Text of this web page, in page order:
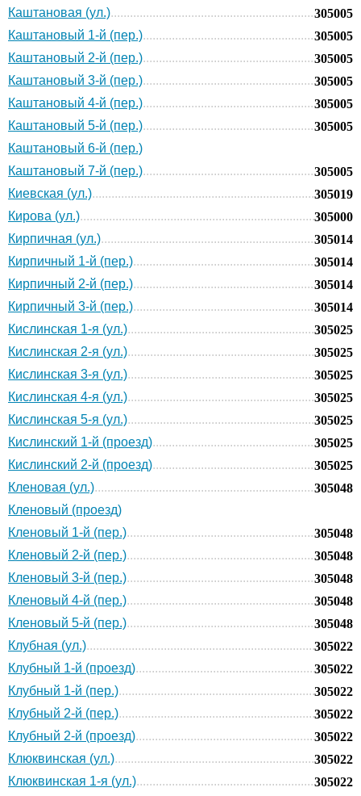
Каштановая (ул.)
305005
Каштановый 1-й (пер.)
305005
Каштановый 2-й (пер.)
305005
Каштановый 3-й (пер.)
305005
Каштановый 4-й (пер.)
305005
Каштановый 5-й (пер.)
305005
Каштановый 6-й (пер.)
Каштановый 7-й (пер.)
305005
Киевская (ул.)
305019
Кирова (ул.)
305000
Кирпичная (ул.)
305014
Кирпичный 1-й (пер.)
305014
Кирпичный 2-й (пер.)
305014
Кирпичный 3-й (пер.)
305014
Кислинская 1-я (ул.)
305025
Кислинская 2-я (ул.)
305025
Кислинская 3-я (ул.)
305025
Кислинская 4-я (ул.)
305025
Кислинская 5-я (ул.)
305025
Кислинский 1-й (проезд)
305025
Кислинский 2-й (проезд)
305025
Кленовая (ул.)
305048
Кленовый (проезд)
Кленовый 1-й (пер.)
305048
Кленовый 2-й (пер.)
305048
Кленовый 3-й (пер.)
305048
Кленовый 4-й (пер.)
305048
Кленовый 5-й (пер.)
305048
Клубная (ул.)
305022
Клубный 1-й (проезд)
305022
Клубный 1-й (пер.)
305022
Клубный 2-й (пер.)
305022
Клубный 2-й (проезд)
305022
Клюквинская (ул.)
305022
Клюквинская 1-я (ул.)
305022